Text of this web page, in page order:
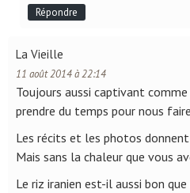
Répondre
La Vieille
11 août 2014 à 22:14
Toujours aussi captivant
prendre du temps pour nous
Les récits et les photos
Mais sans la chaleur que vous
Le riz iranien est-il aussi bon